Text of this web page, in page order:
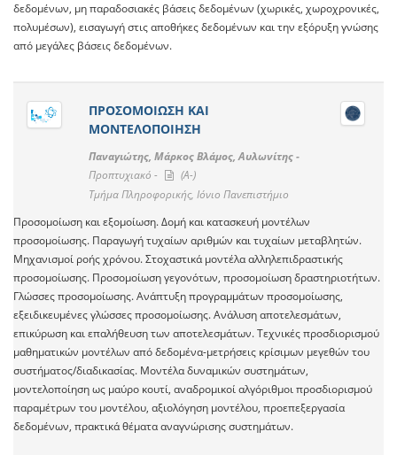
δεδομένων, μη παραδοσιακές βάσεις δεδομένων (χωρικές, χωροχρονικές,
πολυμέσων), εισαγωγή στις αποθήκες δεδομένων και την εξόρυξη γνώσης
από μεγάλες βάσεις δεδομένων.
ΠΡΟΣΟΜΟΙΩΣΗ ΚΑΙ
ΜΟΝΤΕΛΟΠΟΙΗΣΗ
Παναγιώτης, Μάρκος Βλάμος, Αυλωνίτης -
Προπτυχιακό -
(A-)
Τμήμα Πληροφορικής, Ιόνιο Πανεπιστήμιο
Προσομοίωση και εξομοίωση. Δομή και κατασκευή μοντέλων
προσομοίωσης. Παραγωγή τυχαίων αριθμών και τυχαίων μεταβλητών.
Μηχανισμοί ροής χρόνου. Στοχαστικά μοντέλα αλληλεπιδραστικής
προσομοίωσης. Προσομοίωση γεγονότων, προσομοίωση δραστηριοτήτων.
Γλώσσες προσομοίωσης. Ανάπτυξη προγραμμάτων προσομοίωσης,
εξειδικευμένες γλώσσες προσομοίωσης. Ανάλυση αποτελεσμάτων,
επικύρωση και επαλήθευση των αποτελεσμάτων. Τεχνικές προσδιορισμού
μαθηματικών μοντέλων από δεδομένα-μετρήσεις κρίσιμων μεγεθών του
συστήματος/διαδικασίας. Μοντέλα δυναμικών συστημάτων,
μοντελοποίηση ως μαύρο κουτί, αναδρομικοί αλγόριθμοι προσδιορισμού
παραμέτρων του μοντέλου, αξιολόγηση μοντέλου, προεπεξεργασία
δεδομένων, πρακτικά θέματα αναγνώρισης συστημάτων.